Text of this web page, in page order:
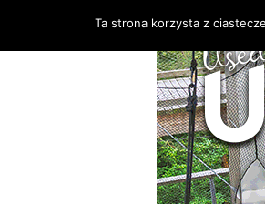
Ta strona korzysta z